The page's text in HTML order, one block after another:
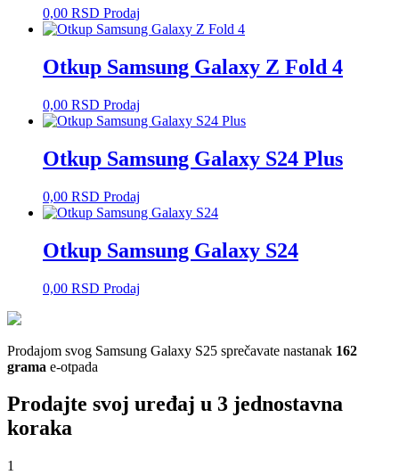
0,00 RSD Prodaj
Otkup Samsung Galaxy Z Fold 4
0,00 RSD Prodaj
Otkup Samsung Galaxy S24 Plus
0,00 RSD Prodaj
Otkup Samsung Galaxy S24
0,00 RSD Prodaj
Prodajom svog Samsung Galaxy S25 sprečavate nastanak 162
grama e-otpada
Prodajte svoj uređaj u 3 jednostavna
koraka
1